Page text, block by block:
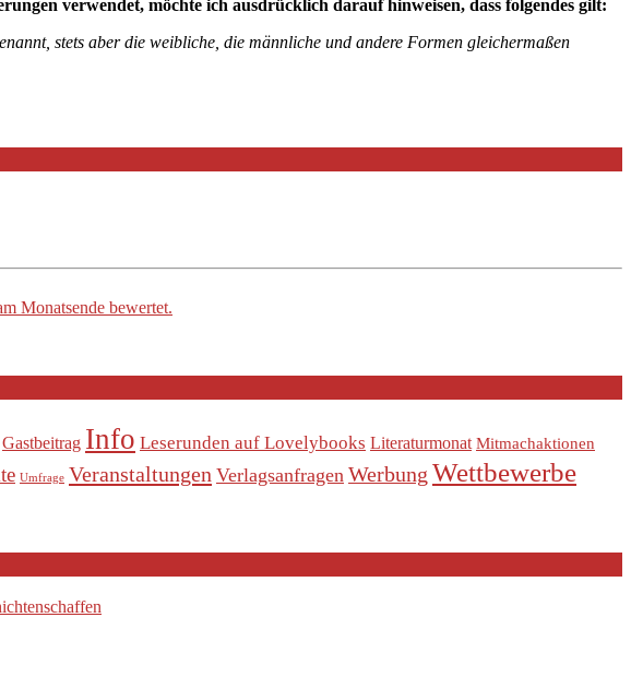
verwendet, möchte ich ausdrücklich darauf hinweisen, dass folgendes gilt:
stets aber die weibliche, die männliche und andere Formen gleichermaßen
Monatsende bewertet.
Gastbeitrag Info Leserunden auf Lovelybooks Literaturmonat Mitmachaktionen
Umfrage Veranstaltungen Verlagsanfragen Werbung Wettbewerbe